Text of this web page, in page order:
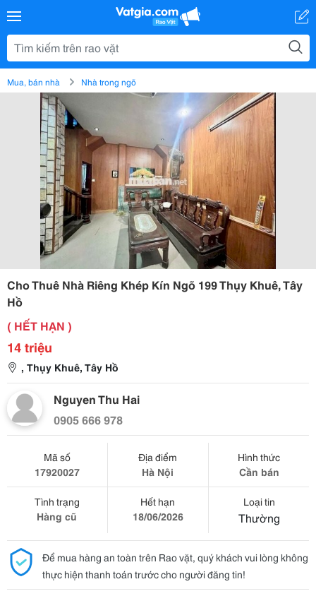
Mua, bán nhà Nhà trong ngõ
Cho Thuê Nhà Riêng Khép Kín Ngõ 199 Thụy Khuê, Tây
Hồ
( HẾT HẠN )
14 triệu
, Thụy Khuê, Tây Hồ
Nguyen Thu Hai
0905 666 978
Mã số
17920027
Địa điểm
Hà Nội
Hình thức
Cần bán
Tình trạng
Hàng cũ
Hết hạn
18/06/2026
Loại tin
Thường
Để mua hàng an toàn trên Rao vặt, quý khách vui lòng không
thực hiện thanh toán trước cho người đăng tin!